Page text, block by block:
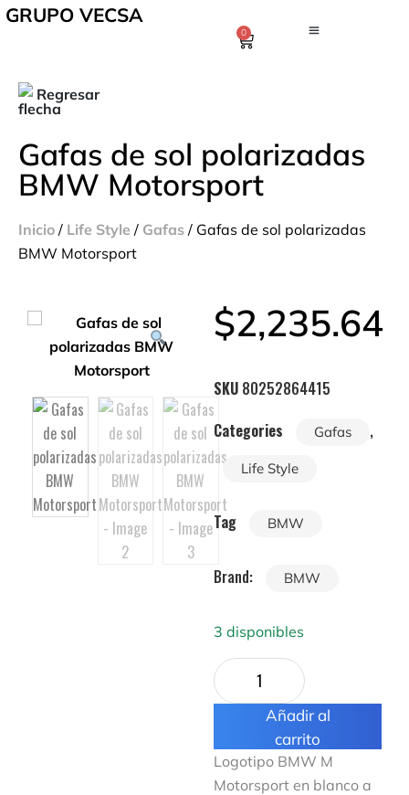
GRUPO VECSA
0
Regresar
Gafas de sol polarizadas
BMW Motorsport
Inicio / Life Style / Gafas / Gafas de sol polarizadas
BMW Motorsport
$2,235.64
SKU 80252864415
Categories
Gafas ,
Life Style
Tag BMW
Brand: BMW
3 disponibles
Añadir al
carrito
Logotipo BMW M
Motorsport en blanco a